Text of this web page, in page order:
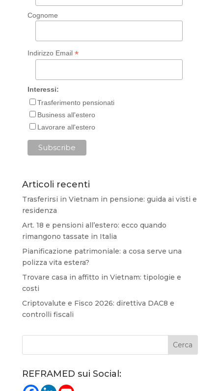
Cognome
Indirizzo Email *
Interessi:
Trasferimento pensionati
Business all'estero
Lavorare all'estero
Articoli recenti
Trasferirsi in Vietnam in pensione: guida ai visti e
residenza
Art. 18 e pensioni all’estero: ecco quando
rimangono tassate in Italia
Pianificazione patrimoniale: a cosa serve una
polizza vita estera?
Trovare casa in affitto in Vietnam: tipologie e
costi
Criptovalute e Fisco 2026: direttiva DAC8 e
controlli fiscali
REFRAMED sui Social: